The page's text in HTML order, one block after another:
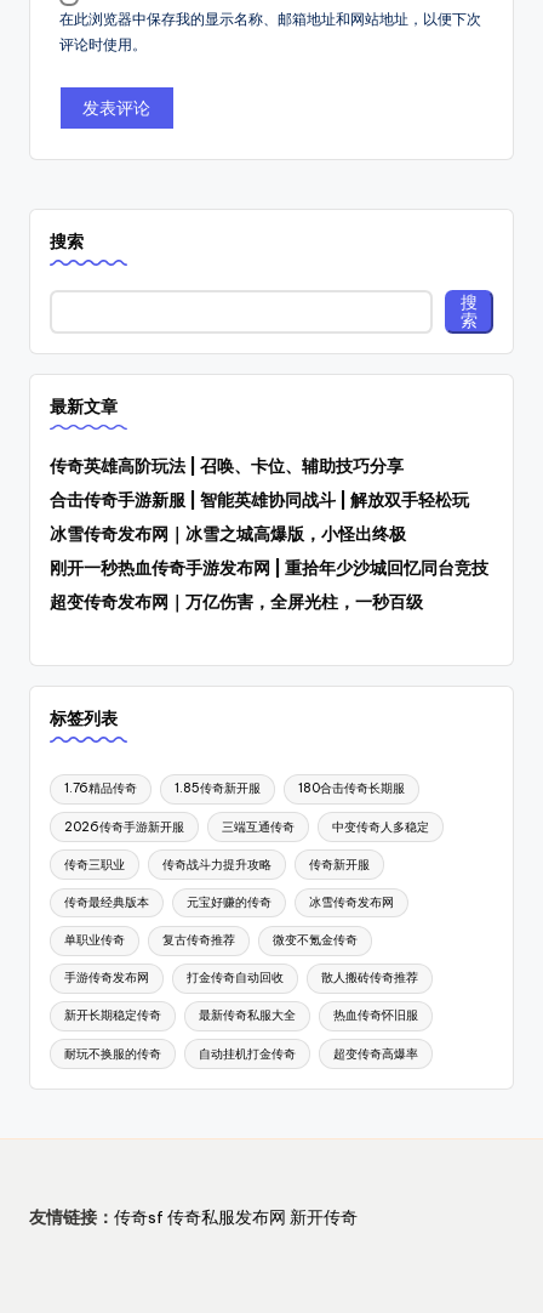
在此浏览器中保存我的显示名称、邮箱地址和网站地址，以便下次
评论时使用。
搜索
搜
索
最新文章
传奇英雄高阶玩法 | 召唤、卡位、辅助技巧分享
合击传奇手游新服 | 智能英雄协同战斗 | 解放双手轻松玩
冰雪传奇发布网｜冰雪之城高爆版，小怪出终极
刚开一秒热血传奇手游发布网 | 重拾年少沙城回忆同台竞技
超变传奇发布网｜万亿伤害，全屏光柱，一秒百级
标签列表
1.76精品传奇 1.85传奇新开服 180合击传奇长期服
2026传奇手游新开服 三端互通传奇 中变传奇人多稳定
传奇三职业 传奇战斗力提升攻略 传奇新开服
传奇最经典版本 元宝好赚的传奇 冰雪传奇发布网
单职业传奇 复古传奇推荐 微变不氪金传奇
手游传奇发布网 打金传奇自动回收 散人搬砖传奇推荐
新开长期稳定传奇 最新传奇私服大全 热血传奇怀旧服
耐玩不换服的传奇 自动挂机打金传奇 超变传奇高爆率
友情链接： 传奇sf 传奇私服发布网 新开传奇